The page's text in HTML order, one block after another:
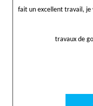
fait un excellent travail, je
travaux de